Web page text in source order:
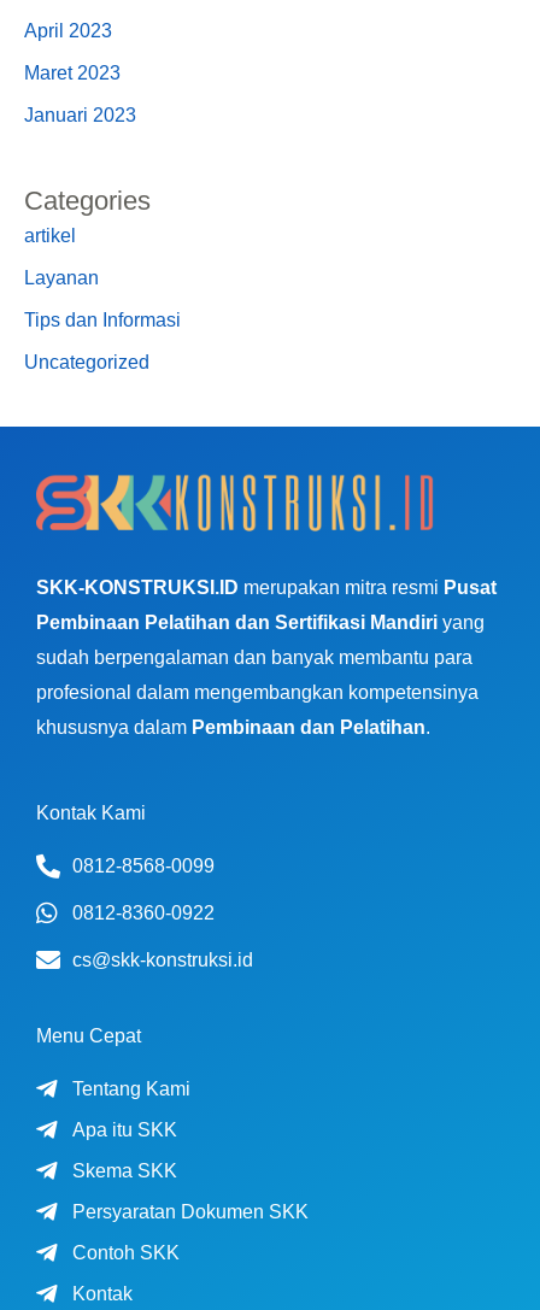
April 2023
Maret 2023
Januari 2023
Categories
artikel
Layanan
Tips dan Informasi
Uncategorized
SKK-KONSTRUKSI.ID merupakan mitra resmi Pusat
Pembinaan Pelatihan dan Sertifikasi Mandiri yang
sudah berpengalaman dan banyak membantu para
profesional dalam mengembangkan kompetensinya
khususnya dalam Pembinaan dan Pelatihan.
Kontak Kami
0812-8568-0099
0812-8360-0922
cs@skk-konstruksi.id
Menu Cepat
Tentang Kami
Apa itu SKK
Skema SKK
Persyaratan Dokumen SKK
Contoh SKK
Kontak